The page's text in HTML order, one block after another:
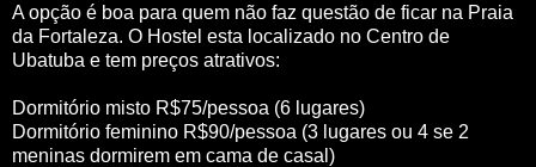
A opção é boa para quem não faz questão de ficar na Praia
da Fortaleza. O Hostel esta localizado no Centro de
Ubatuba e tem preços atrativos:
Dormitório misto R$75/pessoa (6 lugares)
Dormitório feminino R$90/pessoa (3 lugares ou 4 se 2
meninas dormirem em cama de casal)